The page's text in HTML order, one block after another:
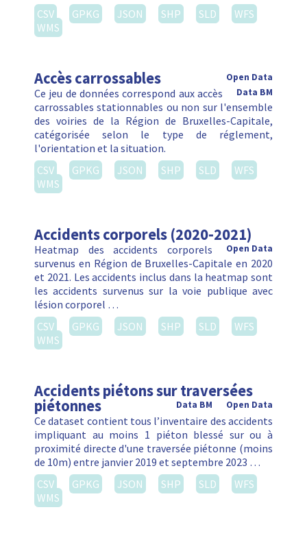
CSV
GPKG JSON SHP SLD
WFS
WMS
Accès carrossables
Open Data
Data BM
Ce jeu de données correspond aux accès
carrossables stationnables ou non sur l'ensemble
des voiries de la Région de Bruxelles-Capitale,
catégorisée selon le type de réglement,
l'orientation et la situation.
CSV
GPKG JSON SHP SLD
WFS
WMS
Accidents corporels (2020-2021)
Open Data
Heatmap des accidents corporels
survenus en Région de Bruxelles-Capitale en 2020
et 2021. Les accidents inclus dans la heatmap sont
les accidents survenus sur la voie publique avec
lésion corporel …
CSV
GPKG JSON SHP SLD
WFS
WMS
Accidents piétons sur traversées
piétonnes Open Data
Data BM
Ce dataset contient tous l’inventaire des accidents
impliquant au moins 1 piéton blessé sur ou à
proximité directe d'une traversée piétonne (moins
de 10m) entre janvier 2019 et septembre 2023 …
CSV
GPKG JSON SHP SLD
WFS
WMS